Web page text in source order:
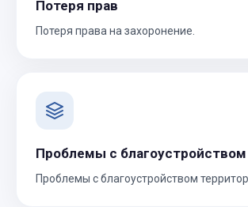
Потеря прав
Потеря права на захоронение.
Проблемы с благоустройством
Проблемы с благоустройством